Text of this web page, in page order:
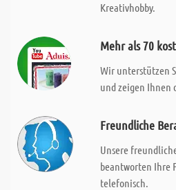
Kreativhobby.
Mehr als 70
Wir unterstützen
und zeigen Ihnen
Freundliche
Unsere
beantworten Ihre
telefonisch.